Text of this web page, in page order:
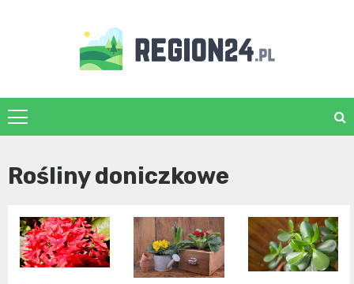
region24.pl
Rośliny doniczkowe